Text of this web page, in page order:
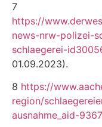
7
https://
news-nrw-polizei-
schlaegerei-
01.09.2023).
8 https://
region/
ausnahme_aid-